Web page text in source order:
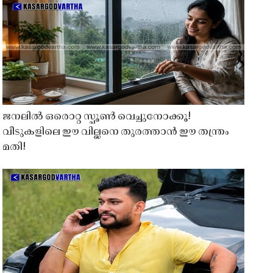
ജനലിൽ ഒരൊറ്റ സ്പൂൺ വെച്ചുനോക്കൂ!
വീടുകളിലെ ഈ വില്ലനെ തുരത്താൻ ഈ തന്ത്രം
മതി!